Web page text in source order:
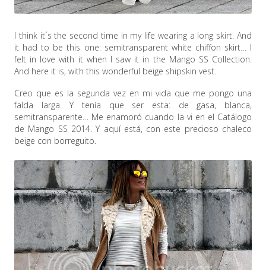
I think it´s the second time in my life wearing a long skirt. And
it had to be this one: semitransparent white chiffon skirt… I
felt in love with it when I saw it in the Mango SS Collection.
And here it is, with this wonderful beige shipskin vest.
Creo que es la segunda vez en mi vida que me pongo una
falda larga. Y tenía que ser esta: de gasa, blanca,
semitransparente… Me enamoró cuando la vi en el Catálogo
de Mango SS 2014. Y aquí está, con este precioso chaleco
beige con borreguito.